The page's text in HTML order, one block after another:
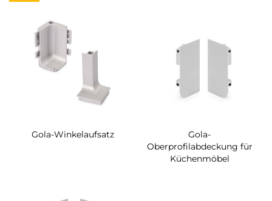
Gola-Winkelaufsatz
Gola-
Oberprofilabdeckung für
Küchenmöbel